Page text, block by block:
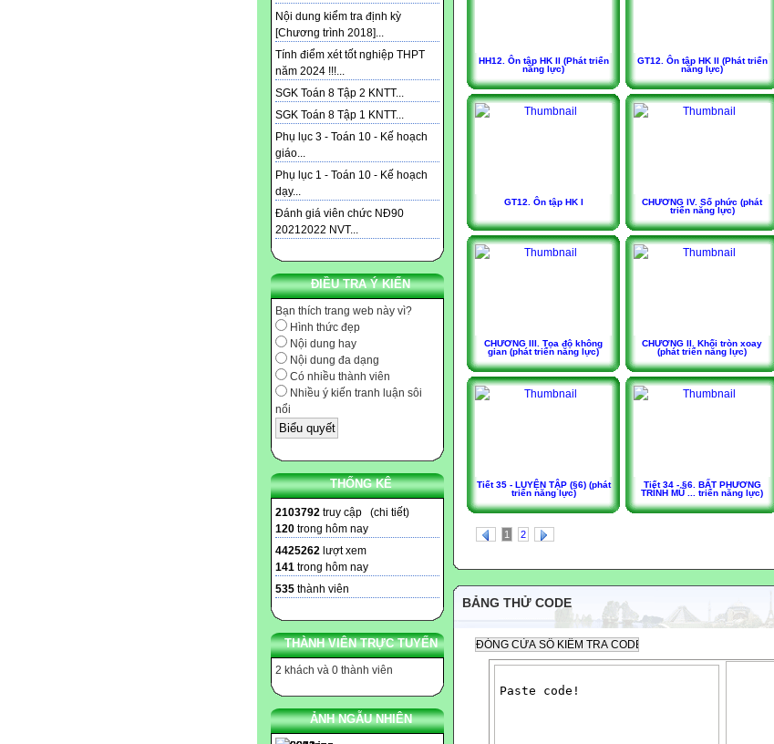
Nội dung kiểm tra định kỳ
[Chương trình 2018]...
Tính điểm xét tốt nghiệp THPT
năm 2024 !!!...
SGK Toán 8 Tập 2 KNTT...
SGK Toán 8 Tập 1 KNTT...
Phụ lục 3 - Toán 10 - Kế hoạch
giáo...
Phụ lục 1 - Toán 10 - Kế hoạch
dạy...
Đánh giá viên chức NĐ90
20212022 NVT...
ĐIỀU TRA Ý KIẾN
Bạn thích trang web này vì?
Hình thức đẹp
Nội dung hay
Nội dung đa dạng
Có nhiều thành viên
Nhiều ý kiến tranh luận sôi
nổi
THỐNG KÊ
2103792 truy cập (chi tiết)
120 trong hôm nay
4425262 lượt xem
141 trong hôm nay
535 thành viên
THÀNH VIÊN TRỰC TUYẾN
2 khách và 0 thành viên
ẢNH NGẪU NHIÊN
HH12. Ôn tập HK II (Phát triển
năng lực)
GT12. Ôn tập HK II (Phát triển
năng lực)
GT12. Ôn tập HK I
CHƯƠNG IV. Số phức (phát
triển năng lực)
CHƯƠNG III. Tọa độ không
gian (phát triển năng lực)
CHƯƠNG II. Khối tròn xoay
(phát triển năng lực)
Tiết 35 - LUYỆN TẬP (§6) (phát
triển năng lực)
Tiết 34 - §6. BẤT PHƯƠNG
TRÌNH MŨ ... triển năng lực)
1 2
BẢNG THỬ CODE